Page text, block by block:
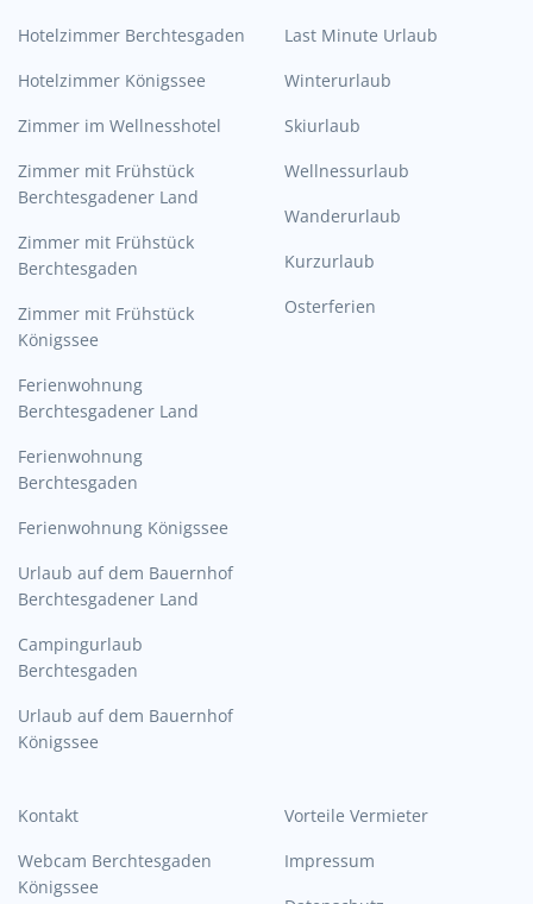
Hotelzimmer Berchtesgaden
Hotelzimmer Königssee
Zimmer im Wellnesshotel
Zimmer mit Frühstück
Berchtesgadener Land
Zimmer mit Frühstück
Berchtesgaden
Zimmer mit Frühstück
Königssee
Ferienwohnung
Berchtesgadener Land
Ferienwohnung
Berchtesgaden
Ferienwohnung Königssee
Urlaub auf dem Bauernhof
Berchtesgadener Land
Campingurlaub
Berchtesgaden
Urlaub auf dem Bauernhof
Königssee
Last Minute Urlaub
Winterurlaub
Skiurlaub
Wellnessurlaub
Wanderurlaub
Kurzurlaub
Osterferien
Kontakt
Webcam Berchtesgaden
Königssee
Vorteile Vermieter
Impressum